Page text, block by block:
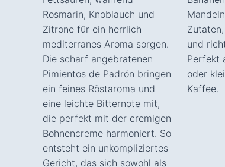
Rosmarin, Knoblauch und
Zitrone für ein herrlich
mediterranes Aroma sorgen.
Die scharf angebratenen
Pimientos de Padrón bringen
ein feines Röstaroma und
eine leichte Bitternote mit,
die perfekt mit der cremigen
Bohnencreme harmoniert. So
entsteht ein unkompliziertes
Gericht, das sich sowohl als
und
Perfekt
oder
Kaffee.